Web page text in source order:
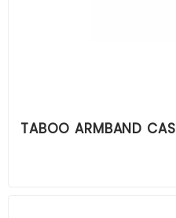
TABOO ARMBAND CAS